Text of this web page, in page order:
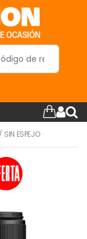
/ SIN ESPEJO